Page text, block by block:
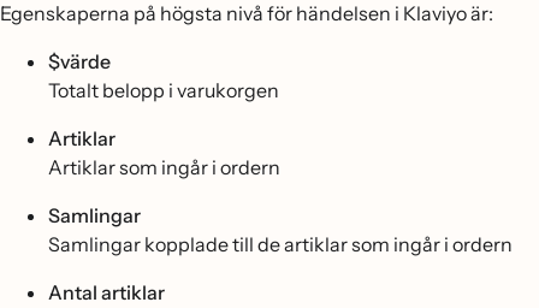
Egenskaperna på högsta nivå för händelsen i Klaviyo är:
$värde
Totalt belopp i varukorgen
Artiklar
Artiklar som ingår i ordern
Samlingar
Samlingar kopplade till de artiklar som ingår i ordern
Antal artiklar